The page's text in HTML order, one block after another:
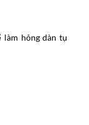
hỏng dàn tụ